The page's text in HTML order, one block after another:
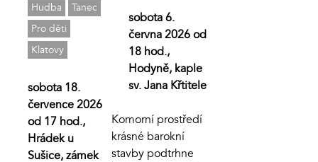
Hudba
Tanec
Pro děti
Klatovy
sobota 18.
července 2026
od 17 hod.,
Hrádek u
Sušice, zámek
sobota 6.
června 2026 od
18 hod.,
Hodyně, kaple
sv. Jana Křtitele
Komorní prostředí
krásné barokní
stavby podtrhne